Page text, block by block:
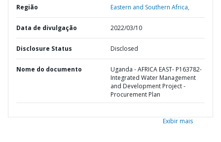
Região Eastern and Southern Africa,
Data de divulgação 2022/03/10
Disclosure Status Disclosed
Nome do documento
Uganda - AFRICA EAST- P163782-
Integrated Water Management
and Development Project -
Procurement Plan
Exibir mais